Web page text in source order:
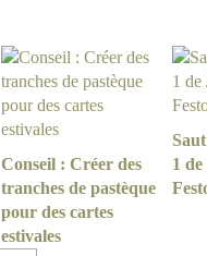
Conseil : Créer des
tranches de pastèque
pour des cartes
estivales
1